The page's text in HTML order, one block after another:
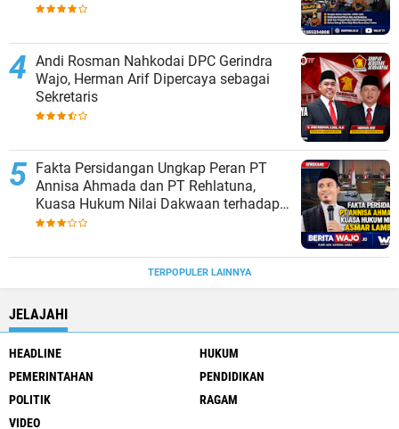
Andi Rosman Nahkodai DPC Gerindra
Wajo, Herman Arif Dipercaya sebagai
Sekretaris
Fakta Persidangan Ungkap Peran PT
Annisa Ahmada dan PT Rehlatuna,
Kuasa Hukum Nilai Dakwaan terhadap
Asmar Lambo Tidak Berdasar
TERPOPULER LAINNYA
JELAJAHI
HEADLINE
HUKUM
PEMERINTAHAN
PENDIDIKAN
POLITIK
RAGAM
VIDEO